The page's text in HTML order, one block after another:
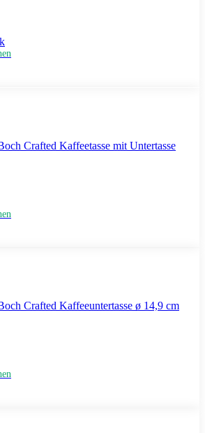
Crafted Kaffeetasse mit Untertasse
Crafted Kaffeeuntertasse ø 14,9 cm